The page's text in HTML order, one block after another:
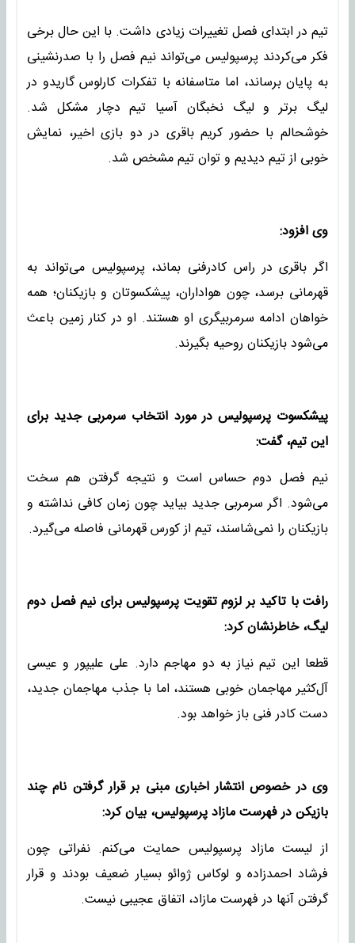
تیم در ابتدای فصل تغییرات زیادی داشت. با این حال برخی
فکر می‌کردند پرسپولیس می‌تواند نیم فصل را با صدرنشینی
به پایان برساند، اما متاسفانه با تفکرات کارلوس گاریدو در
لیگ برتر و لیگ نخبگان آسیا تیم دچار مشکل شد.
خوشحالم با حضور کریم باقری در دو بازی اخیر، نمایش
خوبی از تیم دیدیم و توان تیم مشخص شد.
وی افزود:
اگر باقری در راس کادرفنی بماند، پرسپولیس می‌تواند به
قهرمانی برسد، چون هواداران، پیشکسوتان و بازیکنان؛ همه
خواهان ادامه سرمربیگری او هستند. او در کنار زمین باعث
می‌شود بازیکنان روحیه بگیرند.
پیشکسوت پرسپولیس در مورد انتخاب سرمربی جدید برای
این تیم، گفت:
نیم فصل دوم حساس است و نتیجه گرفتن هم سخت
می‌شود. اگر سرمربی جدید بیاید چون زمان کافی نداشته و
بازیکنان را نمی‌شاسند، تیم از کورس قهرمانی فاصله می‌گیرد.
رافت با تاکید بر لزوم تقویت پرسپولیس برای نیم فصل دوم
لیگ، خاطرنشان کرد:
قطعا این تیم نیاز به دو مهاجم دارد. علی علیپور و عیسی
آل‌کثیر مهاجمان خوبی هستند، اما با جذب مهاجمان جدید،
دست کادر فنی باز خواهد بود.
وی در خصوص انتشار اخباری مبنی بر قرار گرفتن نام چند
بازیکن در فهرست مازاد پرسپولیس، بیان کرد:
از لیست مازاد پرسپولیس حمایت می‌کنم. نفراتی چون
فرشاد احمدزاده و لوکاس ژوائو بسیار ضعیف بودند و قرار
گرفتن آنها در فهرست مازاد، اتفاق عجیبی نیست.